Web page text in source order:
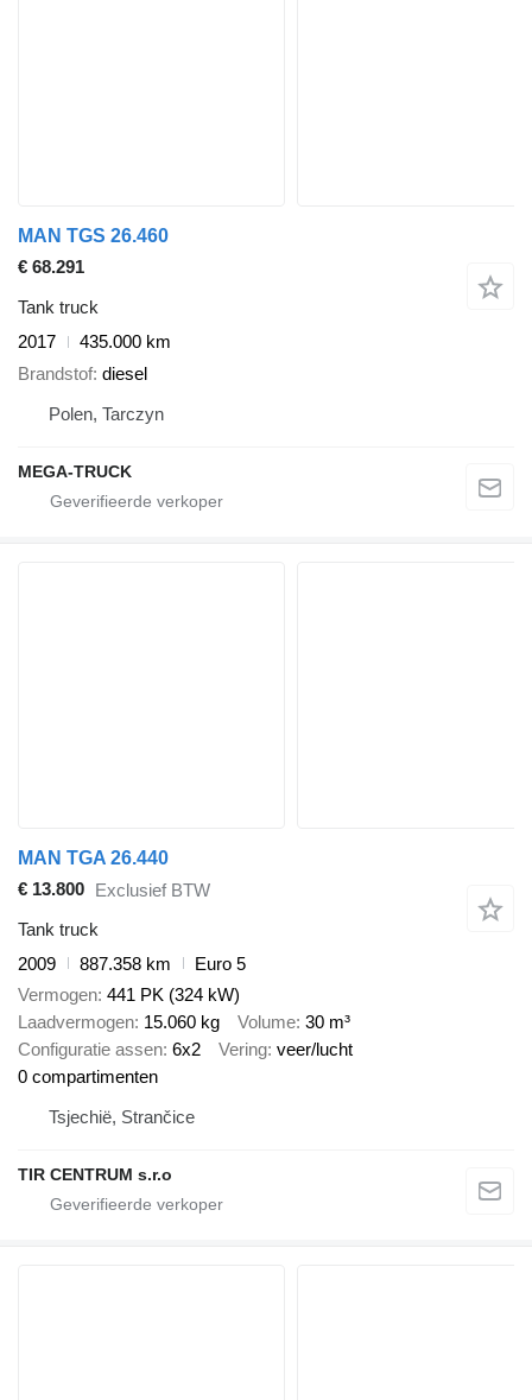
MAN TGS 26.460
€ 68.291
Tank truck
2017
435.000 km
Brandstof diesel
Polen, Tarczyn
MEGA-TRUCK
MAN TGA 26.440
€ 13.800 Exclusief BTW
Tank truck
2009
887.358 km
Euro 5
Vermogen 441 PK (324 kW)
Laadvermogen 15.060 kg Volume 30 m³
Configuratie assen 6x2 Vering veer/lucht
0 compartimenten
Tsjechië, Strančice
TIR CENTRUM s.r.o